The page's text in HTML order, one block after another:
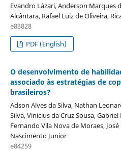
Evandro Lázari, Anderson Marques
Alcântara, Rafael Luiz de Oliveira,
e83828
PDF (English)
O desenvolvimento de
associado às estratégias de
brasileiros?
Adson Alves da Silva, Nathan
Silva, Vinicius da Cruz Sousa,
Fernando Vila Nova de Moraes,
Nascimento Junior
e84259